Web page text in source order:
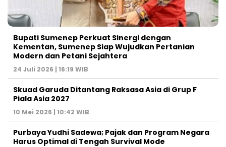
Bupati Sumenep Perkuat Sinergi dengan
Kementan, Sumenep Siap Wujudkan Pertanian
Modern dan Petani Sejahtera
24 Juli 2026 | 16:19 WIB
Skuad Garuda Ditantang Raksasa Asia di Grup F
Piala Asia 2027
10 Mei 2026 | 10:42 WIB
Purbaya Yudhi Sadewa; Pajak dan Program Negara
Harus Optimal di Tengah Survival Mode